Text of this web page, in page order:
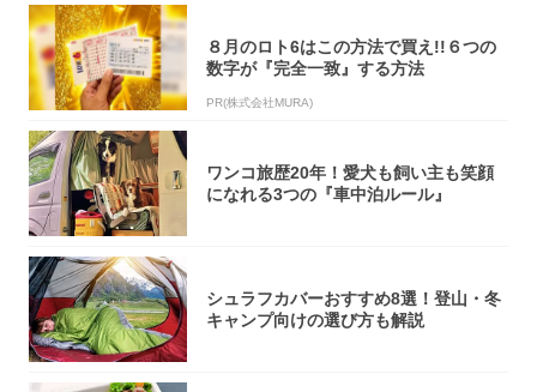
８月のロト6はこの方法で買え!!６つの
数字が『完全一致』する方法
PR(株式会社MURA)
ワンコ旅歴20年！愛犬も飼い主も笑顔
になれる3つの『車中泊ルール』
シュラフカバーおすすめ8選！登山・冬
キャンプ向けの選び方も解説